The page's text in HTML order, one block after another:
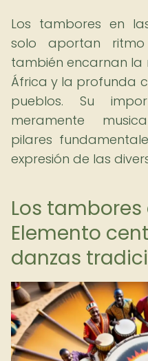
Los tambores en
solo aportan
también encarnan la
África y la profunda
pueblos. Su
meramente
pilares
expresión de las
Los
Elemento
danzas